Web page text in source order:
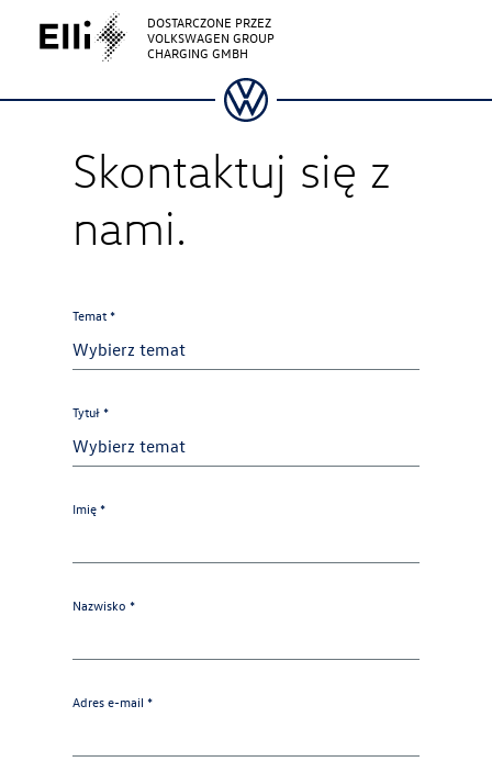
DOSTARCZONE PRZEZ
VOLKSWAGEN GROUP
CHARGING GMBH
Skontaktuj się z
nami.
Temat *
Tytuł *
Imię *
Nazwisko *
Adres e-mail *